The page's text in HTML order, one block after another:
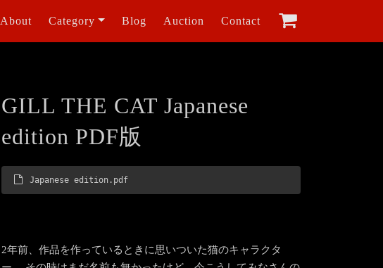
About Category Blog Auction Contact
GILL THE CAT Japanese
edition PDF版
Japanese edition.pdf
2年前、作品を作っているときに思いついた猫のキャラクタ